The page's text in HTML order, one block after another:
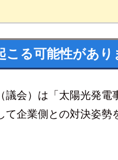
こる可能性があり
議会）は「太陽光発
企業側との対決姿勢